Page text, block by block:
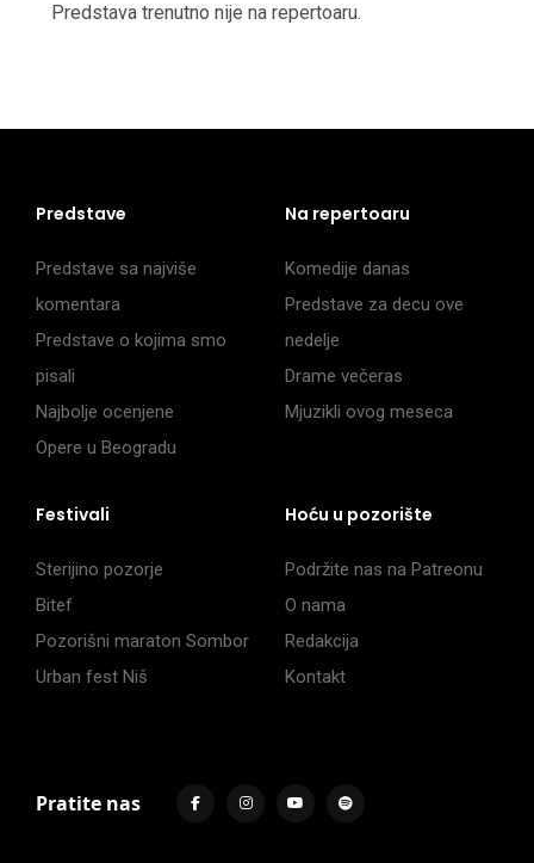
Predstava trenutno nije na repertoaru.
Predstave
Predstave sa najviše
komentara
Predstave o kojima smo
pisali
Najbolje ocenjene
Opere u Beogradu
Na repertoaru
Komedije danas
Predstave za decu ove
nedelje
Drame večeras
Mjuzikli ovog meseca
Festivali
Sterijino pozorje
Bitef
Pozorišni maraton Sombor
Urban fest Niš
Hoću u pozorište
Podržite nas na Patreonu
O nama
Redakcija
Kontakt
Pratite nas